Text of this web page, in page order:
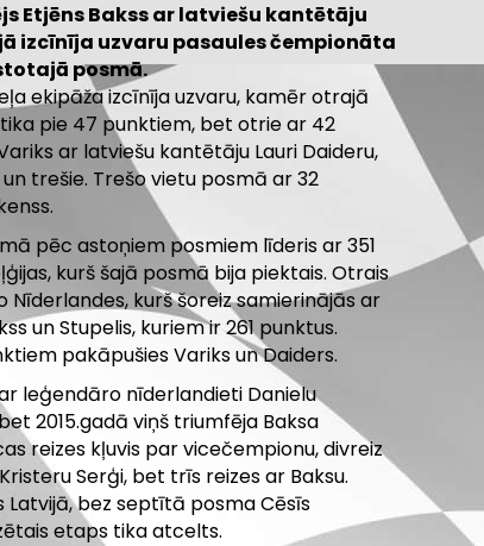
Etjēns Bakss ar latviešu kantētāju
izcīnīja uzvaru pasaules čempionāta
posmā.
ekipāža izcīnīja uzvaru, kamēr otrajā
pie 47 punktiem, bet otrie ar 42
ar latviešu kantētāju Lauri Daideru,
trešie. Trešo vietu posmā ar 32
pēc astoņiem posmiem līderis ar 351
kurš šajā posmā bija piektais. Otrais
Nīderlandes, kurš šoreiz samierinājās ar
un Stupelis, kuriem ir 261 punktus.
pakāpušies Variks un Daiders.
leģendāro nīderlandieti Danielu
2015.gadā viņš triumfēja Baksa
reizes kļuvis par vicečempionu, divreiz
Serģi, bet trīs reizes ar Baksu.
Latvijā, bez septītā posma Cēsīs
etaps tika atcelts.